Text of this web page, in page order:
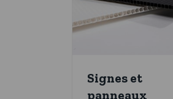
Signes et
panneaux